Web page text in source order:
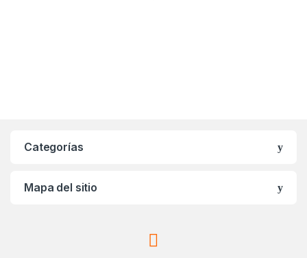
Categorías
Mapa del sitio